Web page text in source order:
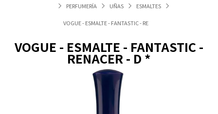
PERFUMERÍA UÑAS ESMALTES
VOGUE - ESMALTE - FANTASTIC - RENACER - D *
VOGUE - ESMALTE - FANTASTIC -
RENACER - D *